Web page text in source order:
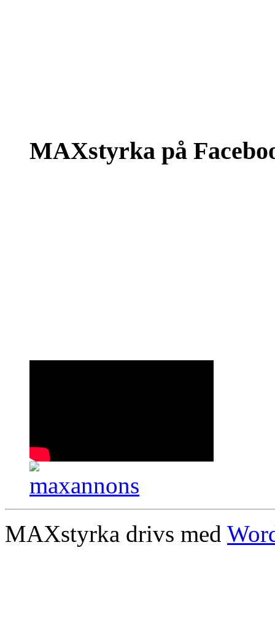
MAXstyrka på
MAXstyrka drivs med